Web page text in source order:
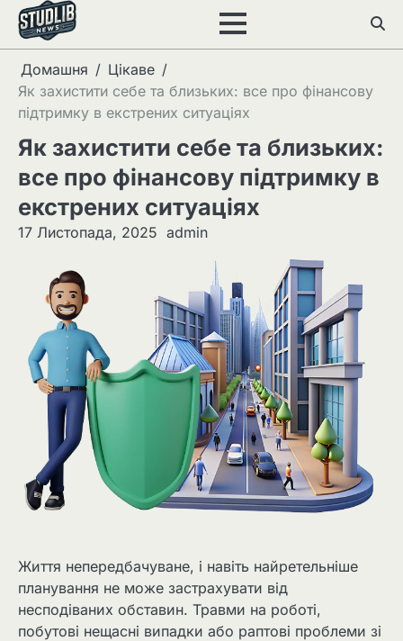
Перейти
вмісту
Домашня
Цікаве
Як захистити себе та близьких: все про фінансову
підтримку в екстрених ситуаціях
Як захистити себе та близьких:
все про фінансову підтримку в
екстрених ситуаціях
17 Листопада, 2025 admin
Життя непередбачуване, і навіть найретельніше
планування не може застрахувати від
несподіваних обставин. Травми на роботі,
побутові нещасні випадки або раптові проблеми зі